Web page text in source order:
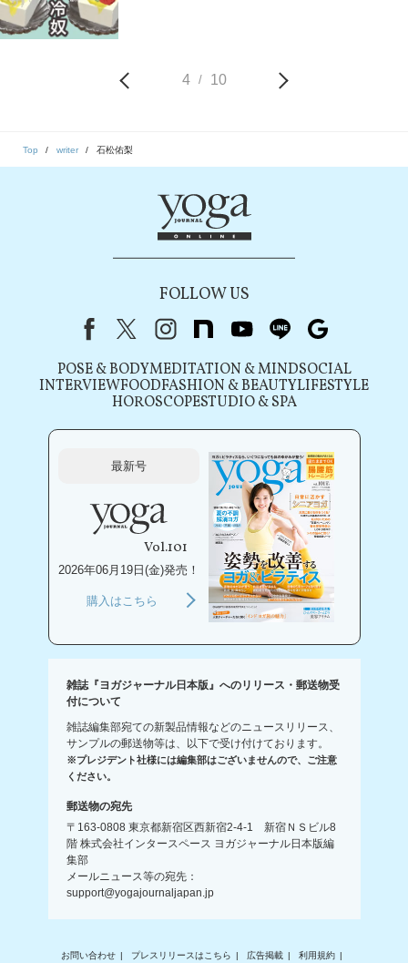
4 / 10
Top writer 石松佑梨
FOLLOW US
FacebookX（旧Twitter）
instagram
note youtubeline
POSE & BODYMEDITATION & MINDSOCIAL
INTERVIEWFOODFASHION & BEAUTYLIFESTYLE
HOROSCOPESTUDIO & SPA
最新号
Vol.101
2026年06月19日(金)発売！
購入はこちら
雑誌『ヨガジャーナル日本版』へのリリース・郵送物受
付について
雑誌編集部宛ての新製品情報などのニュースリリース、
サンプルの郵送物等は、以下で受け付けております。
※プレジデント社様には編集部はございませんので、ご注意
ください。
郵送物の宛先
〒163-0808 東京都新宿区西新宿2-4-1 新宿ＮＳビル8
階 株式会社インタースペース ヨガジャーナル日本版編
集部
メールニュース等の宛先：
support@yogajournaljapan.jp
お問い合わせ プレスリリースはこちら 広告掲載 利用規約